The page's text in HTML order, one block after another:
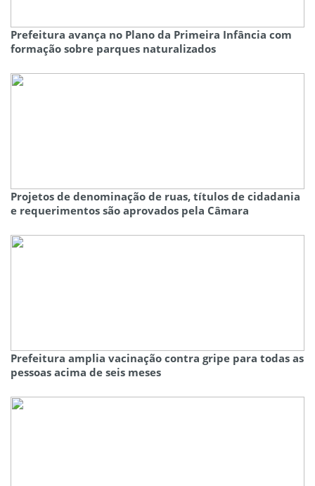
Prefeitura avança no Plano da Primeira Infância com
formação sobre parques naturalizados
Projetos de denominação de ruas, títulos de cidadania
e requerimentos são aprovados pela Câmara
Prefeitura amplia vacinação contra gripe para todas as
pessoas acima de seis meses